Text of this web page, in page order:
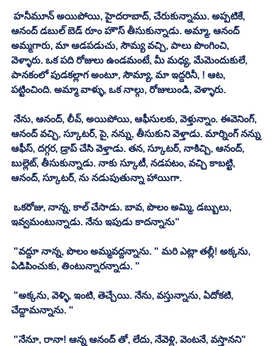
ఆనంద్ డబుల్ బెడ్ రూం హౌస్ తీసుకున్నాడు. అమ్మా, ఆనంద్
అమ్మగారు, మా ఆడపడుచు, సౌమ్య వచ్చి, పాలు పొంగించి,
వెళ్ళారు. ఒక పది రోజులు ఉండమంటే, మీ మధ్య, మేమెందుకులే,
పానకంలో పుడకల్లాగ అంటూ, సౌమ్యా, మా ఇద్దరినీ, ! ఆట,
పట్టించింది. అమ్మా వాళ్ళు, ఒక నాల్గు, రోజులుండి, వెళ్ళారు.
ఆనంద్ వచ్చి, స్కూటర్, పై, నన్ను, తీసుకుని వెళ్తాడు. మార్నింగ్ నన్ను
ఆఫీస్, దగ్గర, డ్రాప్ చేసి వెళ్తాడు. తన, స్కూటర్, నాకిచ్చి, ఆనంద్,
బుల్లెట్, తీసుకున్నాడు. నాకు స్కూటీ, నడపటం, వచ్చి కాబట్టి,
ఆనంద్, స్కూటర్, ను నడుపుతున్నా హాయిగా.
ఇవ్వమంటున్నాడు. నేను ఇపుడు కాదన్నాను"
ఏడిపించుకు, తింటున్నారన్నాడు. "
చేద్దామన్నాను. "